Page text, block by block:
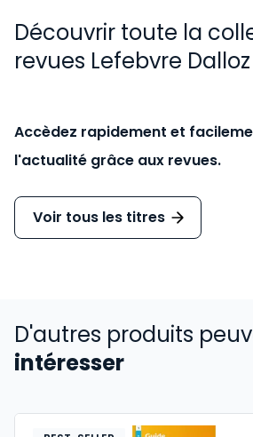
Découvrir toute la
revues Lefebvre Dalloz
Accèdez rapidement et
l'actualité grâce aux revues.
Voir tous les titres
D'autres produits
intéresser